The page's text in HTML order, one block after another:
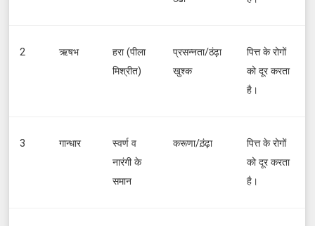
2 ऋषभ
हरा (पीला
मिश्रीत)
प्रसन्नता/ठंढ़ा
खुश्क
पित्त के रोगों
को दूर करता
है।
3 गान्धार
स्वर्ण व
नारंगी के
समान
करूणा/ठ़ंढ़ा
पित्त के रोगों
को दूर करता
है।